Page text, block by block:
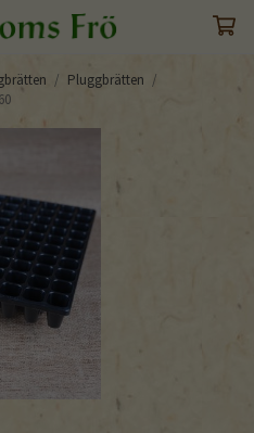
/ Pluggbrätten /